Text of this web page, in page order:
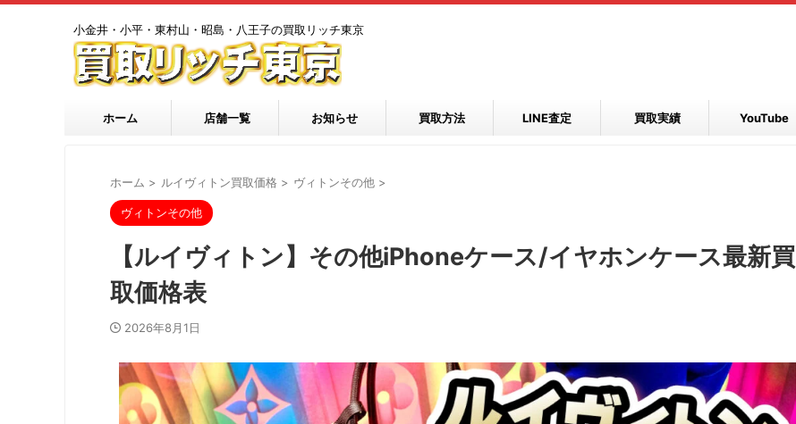
小金井・小平・東村山・昭島・八王子の買取リッチ東京
ホーム 店舗一覧 お知らせ 買取方法 LINE査定 買取実績 YouTube
ホーム > ルイヴィトン買取価格 > ヴィトンその他 >
ヴィトンその他
【ルイヴィトン】その他iPhoneケース/イヤホンケース最新買
取価格表
2026年8月1日